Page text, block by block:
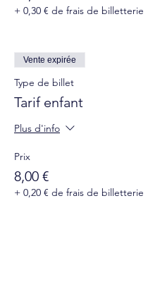
+ 0,30 € de frais de billetterie
Vente expirée
Type de billet
Tarif enfant
Plus d'info
Prix
8,00 €
+ 0,20 € de frais de billetterie